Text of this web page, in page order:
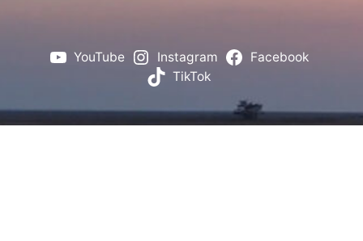
YouTube Instagram
Facebook
TikTok